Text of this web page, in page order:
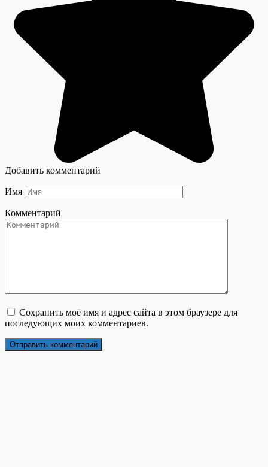
Добавить комментарий
Имя
Комментарий
Сохранить моё имя и адрес сайта в этом браузере для
последующих моих комментариев.